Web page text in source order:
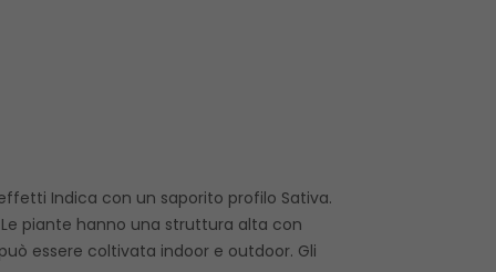
Indica con un saporito profilo Sativa.
piante hanno una struttura alta con
essere coltivata indoor e outdoor. Gli